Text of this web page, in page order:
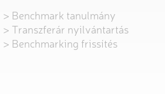
> Benchmark tanulmány
> Transzferár nyilvántartás
> Benchmarking frissítés